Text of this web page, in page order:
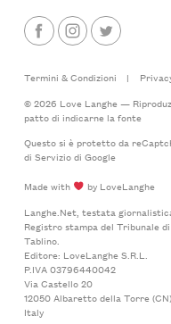
Termini & Condizioni |
© 2026 Love Langhe —
patto di indicarne la fonte
Questo si è protetto da
di Serviziodi Google
Made with
by LoveLanghe
Langhe.Net, testata
Registro stampa del Tribunale
Tablino.
Editore: LoveLanghe S.R.L.
P.IVA 03796440042
Via Castello 20
12050 Albaretto della Torre (CN)
Italy